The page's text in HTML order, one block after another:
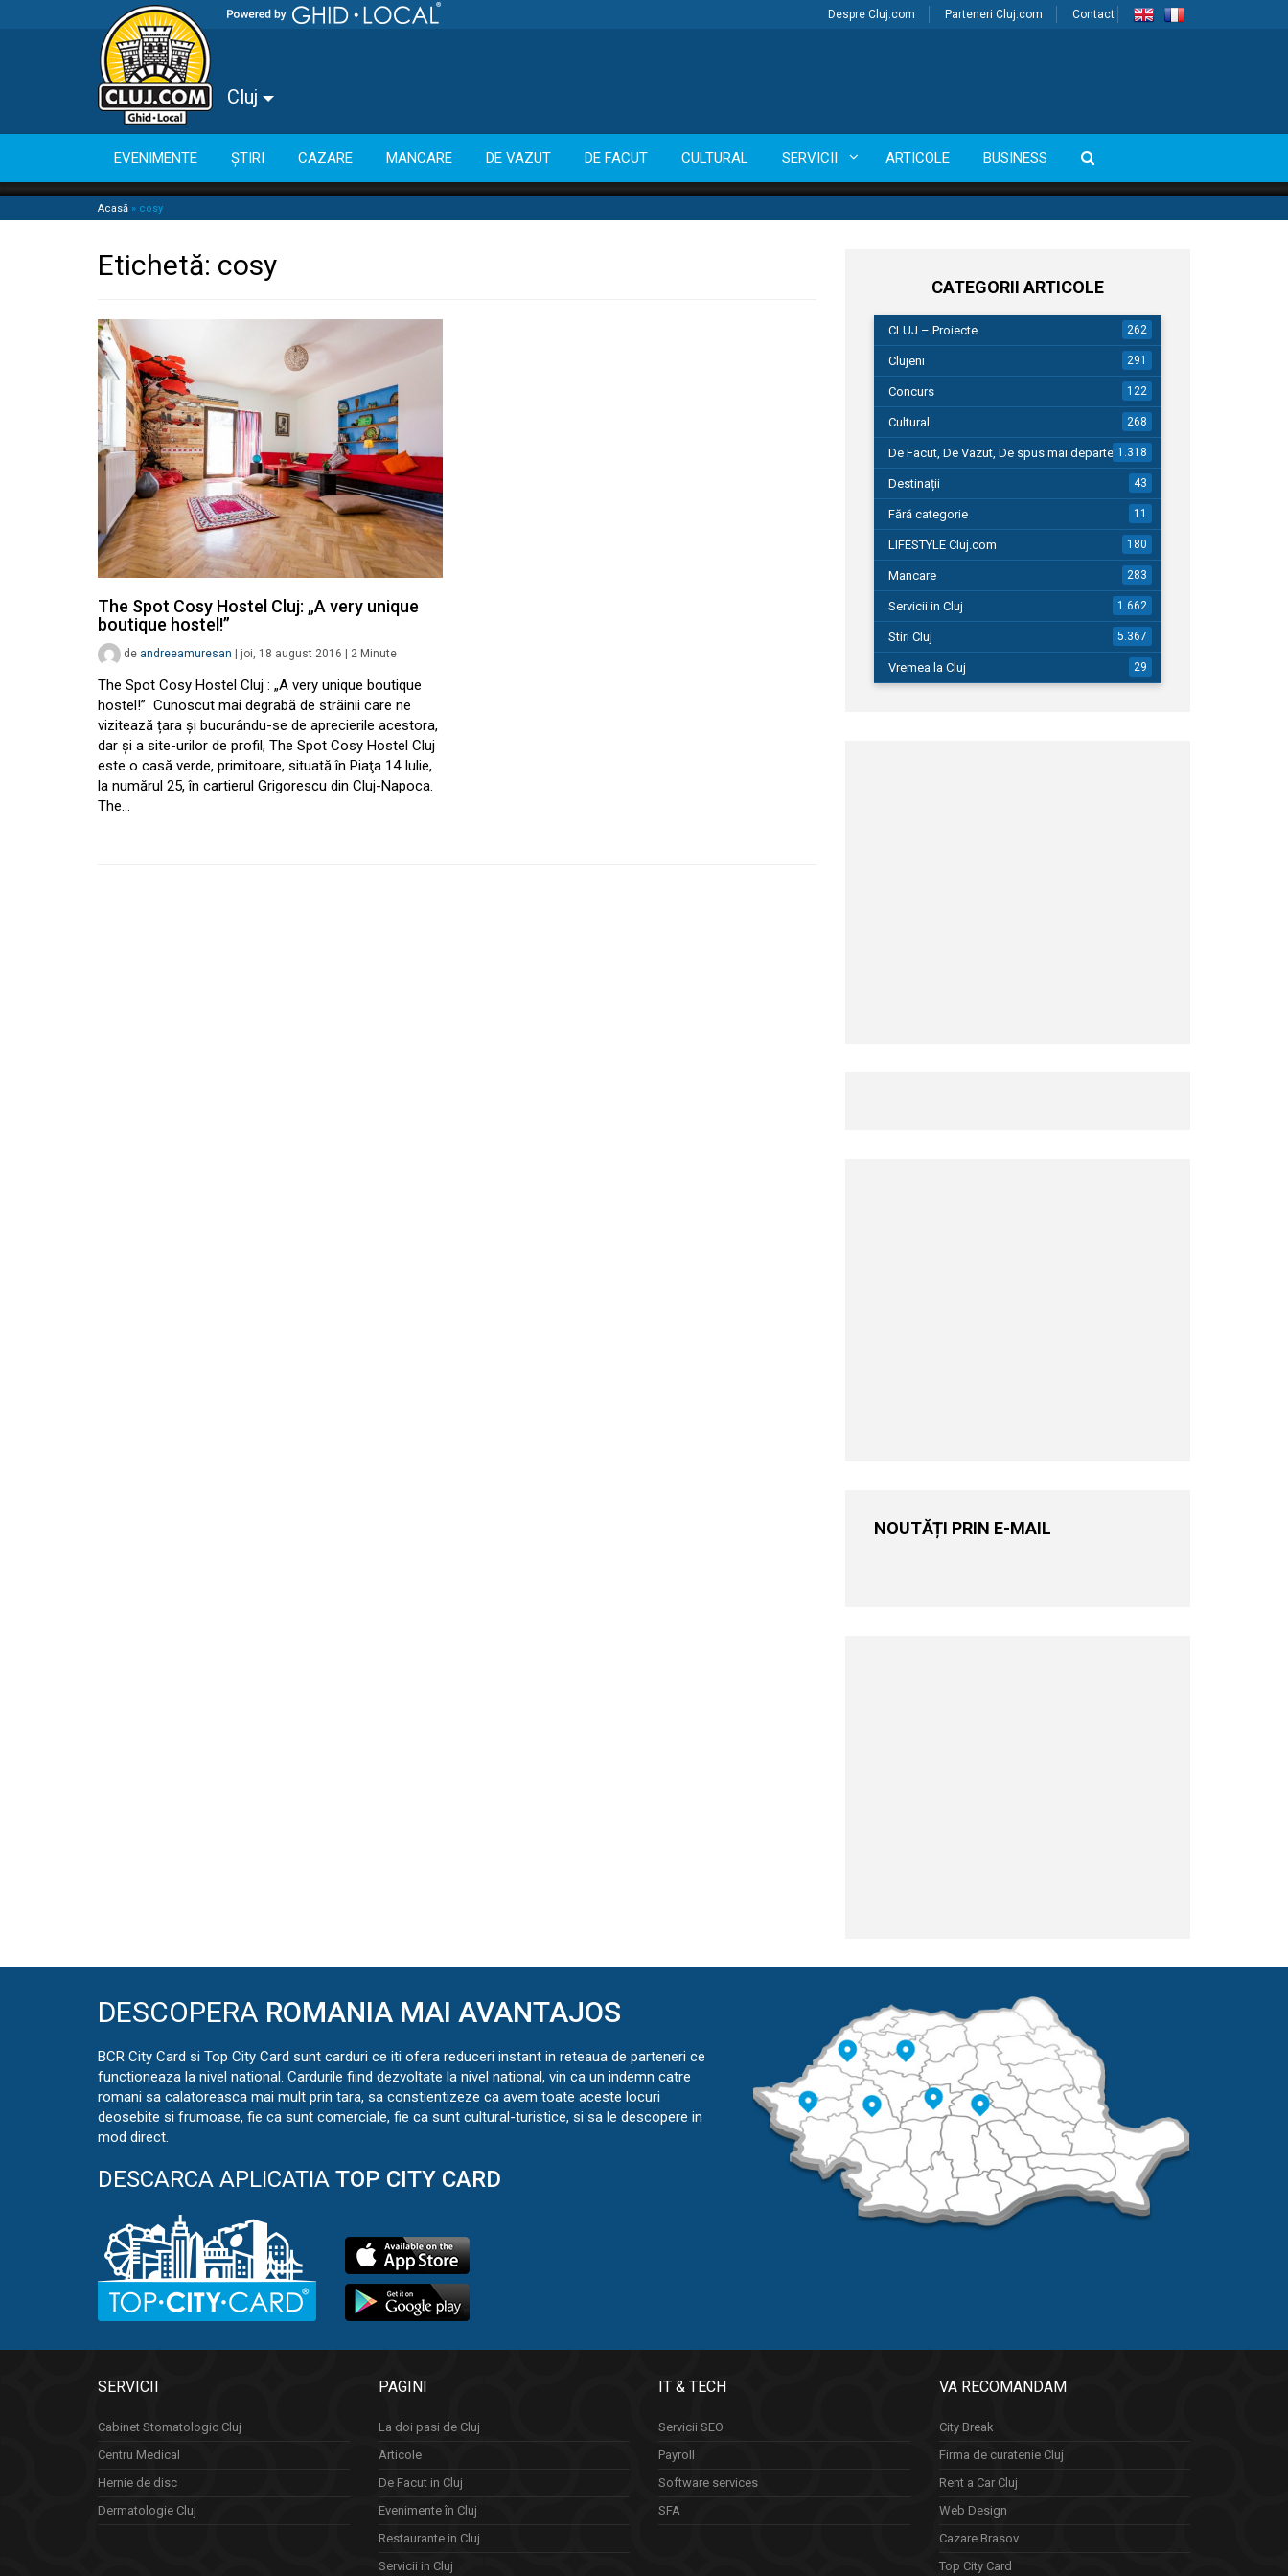
Despre Cluj.com Parteneri Cluj.com Contact
Cluj
EVENIMENTE ȘTIRI CAZARE MANCARE DE VAZUT DE FACUT CULTURAL SERVICII ARTICOLE BUSINESS
Acasă » cosy
Etichetă: cosy
The Spot Cosy Hostel Cluj: „A very unique
boutique hostel!”
de andreeamuresan joi, 18 august 2016 2 Minute
The Spot Cosy Hostel Cluj : „A very unique boutique
hostel!” Cunoscut mai degrabă de străinii care ne
vizitează țara și bucurându-se de aprecierile acestora,
dar și a site-urilor de profil, The Spot Cosy Hostel Cluj
este o casă verde, primitoare, situată în Piaţa 14 Iulie,
la numărul 25, în cartierul Grigorescu din Cluj-Napoca.
The…
CATEGORII ARTICOLE
CLUJ – Proiecte 262
Clujeni 291
Concurs 122
Cultural 268
De Facut, De Vazut, De spus mai departe…1.318
Destinații 43
Fără categorie 11
LIFESTYLE Cluj.com 180
Mancare 283
Servicii in Cluj 1.662
Stiri Cluj 5.367
Vremea la Cluj 29
NOUTĂȚI PRIN E-MAIL
DESCOPERA ROMANIA MAI AVANTAJOS
BCR City Card si Top City Card sunt carduri ce iti ofera reduceri instant in reteaua de parteneri ce
functioneaza la nivel national. Cardurile fiind dezvoltate la nivel national, vin ca un indemn catre
romani sa calatoreasca mai mult prin tara, sa constientizeze ca avem toate aceste locuri
deosebite si frumoase, fie ca sunt comerciale, fie ca sunt cultural-turistice, si sa le descopere in
mod direct.
DESCARCA APLICATIA TOP CITY CARD
SERVICII
Cabinet Stomatologic Cluj
Centru Medical
Hernie de disc
Dermatologie Cluj
PAGINI
La doi pasi de Cluj
Articole
De Facut in Cluj
Evenimente în Cluj
Restaurante in Cluj
Servicii in Cluj
IT & TECH
Servicii SEO
Payroll
Software services
SFA
VA RECOMANDAM
City Break
Firma de curatenie Cluj
Rent a Car Cluj
Web Design
Cazare Brasov
Top City Card